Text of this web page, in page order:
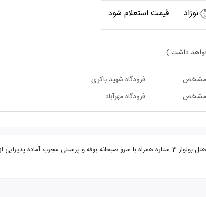
نوزاد قیمت استعلام شود
خواهد داشت )
فرودگاه شهید باکری
فرودگاه مهرآباد
تور تهران از ارومیه هتل بولوار با تضمین بهترین قیمت. هتل بولوار 3 ستاره همراه با سرو